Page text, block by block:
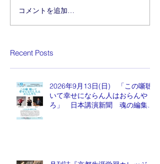
コメントを追加…
Recent Posts
2026年9月13日(日) 「この噺聴
いて幸せにならん人はおらんや
ろ」 日本講演新聞 魂の編集